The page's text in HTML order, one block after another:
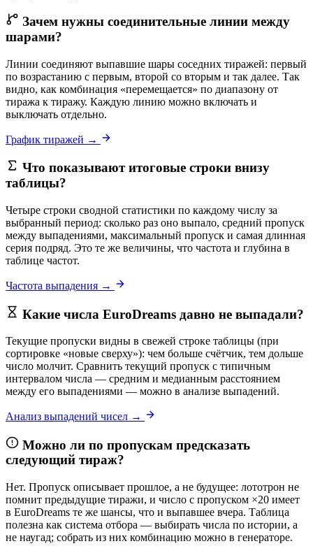
Зачем нужны соединительные линии между
шарами?
Линии соединяют выпавшие шары соседних тиражей: первый
по возрастанию с первым, второй со вторым и так далее. Так
видно, как комбинация «перемещается» по диапазону от
тиража к тиражу. Каждую линию можно включать и
выключать отдельно.
График тиражей →
Что показывают итоговые строки внизу
таблицы?
Четыре строки сводной статистики по каждому числу за
выбранный период: сколько раз оно выпало, средний пропуск
между выпадениями, максимальный пропуск и самая длинная
серия подряд. Это те же величины, что частота и глубина в
таблице частот.
Частота выпадения →
Какие числа EuroDreams давно не выпадали?
Текущие пропуски видны в свежей строке таблицы (при
сортировке «новые сверху»): чем больше счётчик, тем дольше
число молчит. Сравнить текущий пропуск с типичным
интервалом числа — средним и медианным расстоянием
между его выпадениями — можно в анализе выпадений.
Анализ выпадений чисел →
Можно ли по пропускам предсказать
следующий тираж?
Нет. Пропуск описывает прошлое, а не будущее: лототрон не
помнит предыдущие тиражи, и число с пропуском ×20 имеет
в EuroDreams те же шансы, что и выпавшее вчера. Таблица
полезна как система отбора — выбирать числа по истории, а
не наугад; собрать из них комбинацию можно в генераторе.